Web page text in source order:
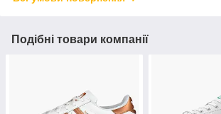
Подібні товари компанії